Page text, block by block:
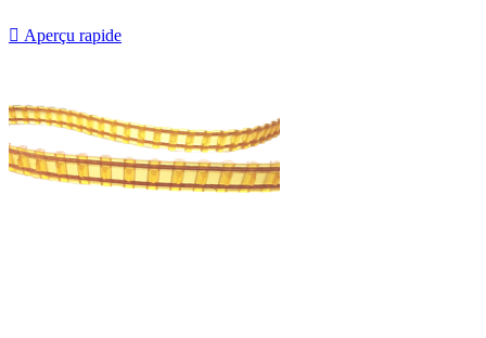
 Aperçu rapide